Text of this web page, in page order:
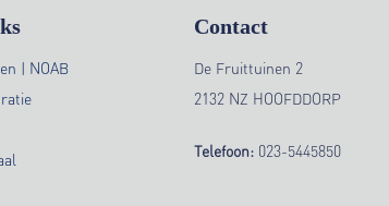
| NOAB
Contact
De Fruittuinen 2
2132 NZ HOOFDDORP
Telefoon: 023-5445850